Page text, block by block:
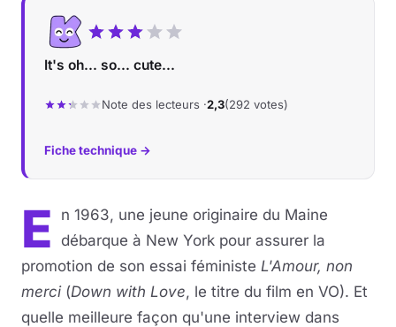
It's oh... so... cute...
Note des lecteurs ·2,3(292 votes)
Fiche technique →
E
n 1963, une jeune originaire du Maine
débarque à New York pour assurer la
promotion de son essai féministe L'Amour, non
merci(Down with Love, le titre du film en VO). Et
quelle meilleure façon qu'une interview dans